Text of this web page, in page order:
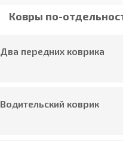
Ковры по-
Два передних коврика
Водительский коврик